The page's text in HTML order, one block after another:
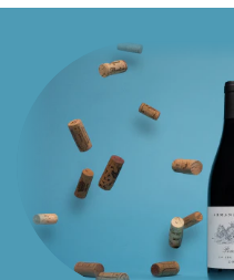
Noir et Blanc Extra-Brut
Les Rachais Francis
Blanc de Blancs Extra-
Les Murgiers Pur
Boulard
Blanc de Blancs Vieilles
Francis Boulard
Pétraéa II Francis Boulard
Rosé de Saignée Extra-
Coteaux Champenois
Pétraéa III Francis Boulard